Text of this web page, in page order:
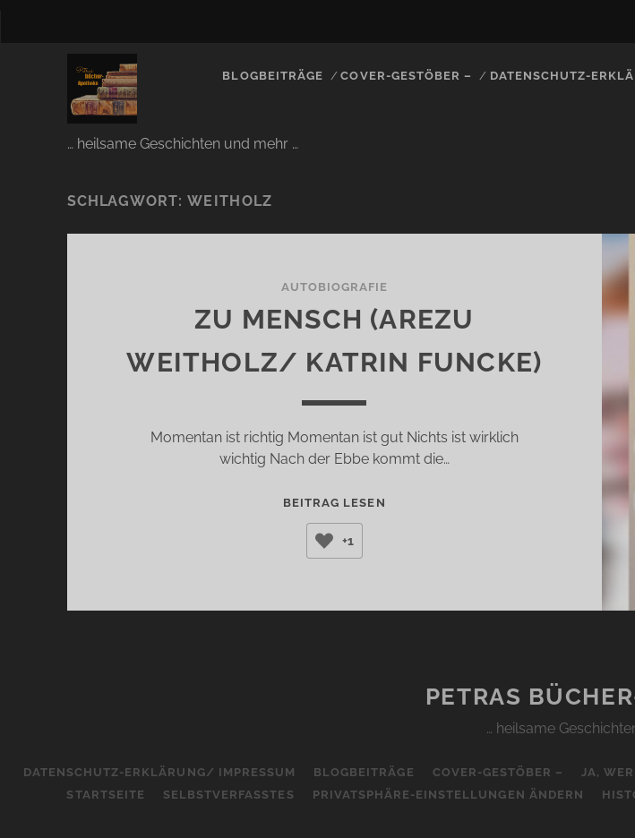
… heilsame Geschichten und mehr …
BLOGBEITRÄGE COVER-GESTÖBER – DATENSCHUTZ-
SCHLAGWORT:WEITHOLZ
AUTOBIOGRAFIE
ZU MENSCH (AREZU
WEITHOLZ/ KATRIN FUNCKE)
Momentan ist richtig Momentan ist gut Nichts ist wirklich
wichtig Nach der Ebbe kommt die…
BEITRAG LESEN
FUNCKE)
+1
PETRAS
… heilsame
DATENSCHUTZ-ERKLÄRUNG/ IMPRESSUM BLOGBEITRÄGE COVER-GESTÖBER – JA,
STARTSEITE
SELBSTVERFASSTES PRIVATSPHÄRE-EINSTELLUNGEN ÄNDERN